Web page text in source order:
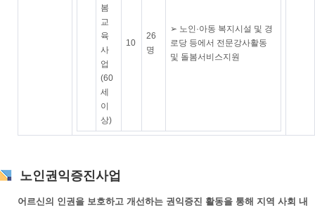
봄
교
육
사
업
(60
세
이
상)
10
26
명
➢ 노인·아동 복지시설 및 경
로당 등에서 전문강사활동
및 돌봄서비스지원
노인권익증진사업
어르신의 인권을 보호하고 개선하는 권익증진 활동을 통해 지역 사회 내